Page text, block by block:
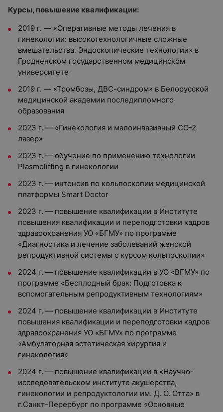
Курсы, повышение квалификации:
2019 г. — «Оперативные методы лечения в
гинекологии: высокотехнологичные сложные
вмешательства. Эндоскопические технологии» в
Гродненском государственном медицинском
университете
2019 г. — «Тромбозы, ДВС-синдром» в Белорусской
медицинской академии последипломного
образования
2023 г. — «Гинекология и малоинвазивный CO-2
лазер»
2023 г. — обучение по применению технологии
Plasmolifting в гинекологии
2023 г. — интенсив по кольпоскопии медицинской
платформы Smart Doctor
2023 г. — повышение квалификации в Институте
повышения квалификации и переподготовки кадров
здравоохранения УО «БГМУ» по программе
«Диагностика и лечение заболеваний женской
репродуктивной системы с курсом кольпоскопии»
2024 г. — повышение квалификации в УО «ВГМУ» по
программе «Бесплодный брак: Подготовка к
вспомогательным репродуктивным технологиям»
2024 г. — повышение квалификации в Институте
повышения квалификации и переподготовки кадров
здравоохранения УО «БГМУ» по программе
«Амбулаторная эстетическая хирургия и
гинекология»
2024 г. — повышение квалификации в «Научно-
исследовательском институте акушерства,
гинекологии и репродуктологии им. Д. О. Отта» в
г.Санкт-Перербург по программе «Основные